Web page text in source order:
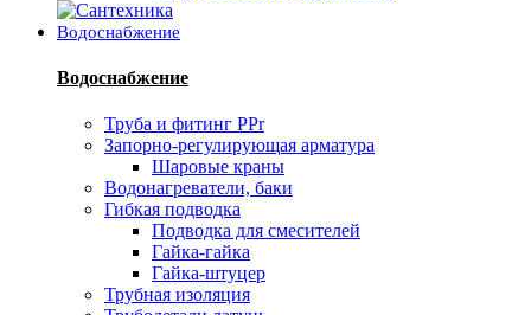
Водоснабжение
Водоснабжение
Труба и фитинг PPr
Запорно-регулирующая арматура
Шаровые краны
Водонагреватели, баки
Гибкая подводка
Подводка для смесителей
Гайка-гайка
Гайка-штуцер
Трубная изоляция